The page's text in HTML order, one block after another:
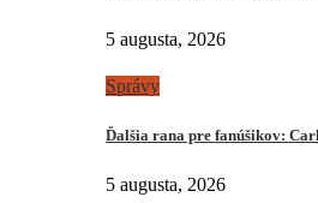
5 augusta, 2026
Správy
Ďalšia rana pre fanúšikov:
5 augusta, 2026